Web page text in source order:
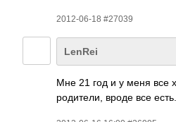
2012-06-18 #27039
LenRei
Мне 21 год и у меня все
родители, вроде все